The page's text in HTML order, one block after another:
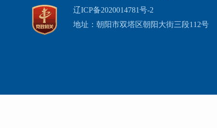
辽ICP备2020014781号-2
地址：朝阳市双塔区朝阳大街三段112号